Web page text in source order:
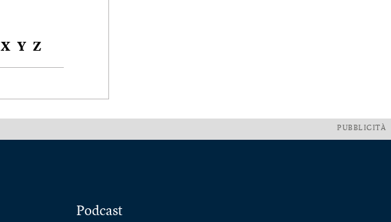
X Y Z
PUBBLICITÀ
Podcast